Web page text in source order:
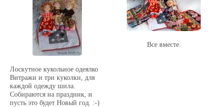
Лоскутное кукольное одеялко
Витражи и три куколки, для
каждой одежду шила.
Собираются на праздник, и
пусть это будет Новый год. :-)
Все вместе.